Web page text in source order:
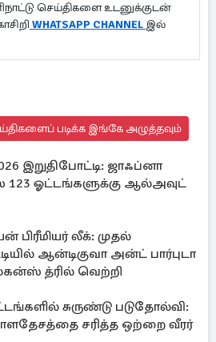
செய்திகளை உடனுக்குடன்
WHATSAPP CHANNEL இல்
படிக்க இங்கே அழுத்தவும்
இறுதிபோட்டி: ஜாஃப்னா
123 ஓட்டங்களுக்கு ஆல்அவுட்
பிரீமியர் லீக்: முதல்
ஆன்டிகுவா அன்ட் பார்புடா
த்ரில் வெற்றி
சுருண்டு படுதோல்வி:
சரித்த ஒற்றை வீரர்